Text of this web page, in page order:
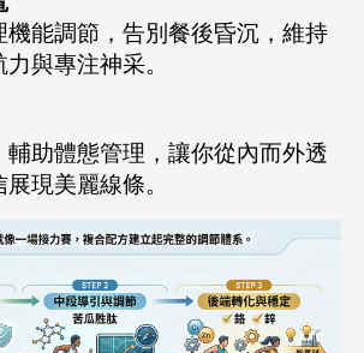
機能調節，告別餐後昏沉，維持
與專注神采。
輔助體態管理，讓你從內而外透
現美麗線條。